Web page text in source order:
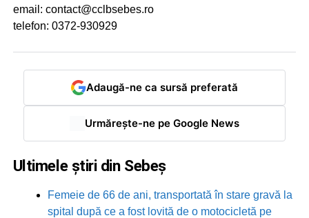
email: contact@cclbsebes.ro
telefon: 0372-930929
Adaugă-ne ca sursă preferată
Urmărește-ne pe Google News
Ultimele știri din Sebeș
Femeie de 66 de ani, transportată în stare gravă la
spital după ce a fost lovită de o motocicletă pe